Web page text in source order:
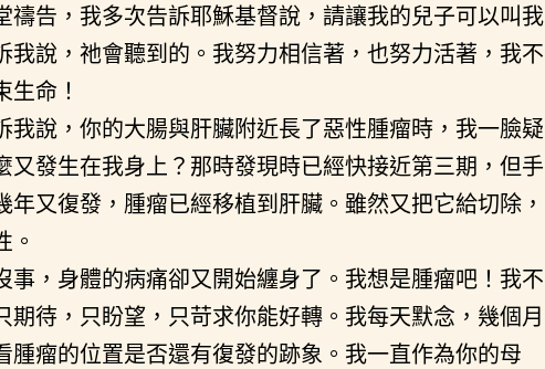
禱告，我多次告訴耶穌基督說，請讓我的兒子可以叫我
我說，祂會聽到的。我努力相信著，也努力活著，我不
生命！
我說，你的大腸與肝臟附近長了惡性腫瘤時，我一臉疑
又發生在我身上？那時發現時已經快接近第三期，但手
年又復發，腫瘤已經移植到肝臟。雖然又把它給切除，
。
事，身體的病痛卻又開始纏身了。我想是腫瘤吧！我不
期待，只盼望，只苛求你能好轉。我每天默念，幾個月
腫瘤的位置是否還有復發的跡象。我一直作為你的母